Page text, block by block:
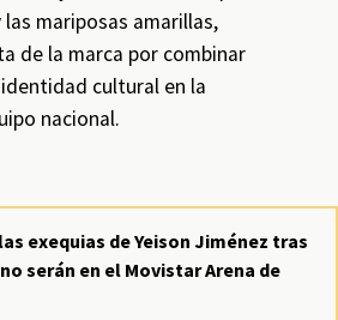
mariposas amarillas,
de la marca por combinar
cultural en la
nacional.
exequias de Yeison Jiménez tras
serán en el Movistar Arena de